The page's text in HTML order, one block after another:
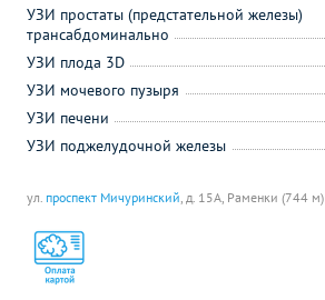
ул. проспект Мичуринский, д. 15А, Раменки (744 м)
УЗИ простаты (предстательной железы)
трансабдоминально
УЗИ плода 3D
УЗИ мочевого пузыря
УЗИ печени
УЗИ поджелудочной железы